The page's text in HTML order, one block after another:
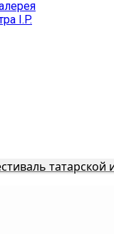
I.P.
татарской